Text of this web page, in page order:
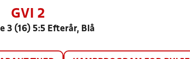
GVI 2
3 (16) 5:5 Efterår, Blå